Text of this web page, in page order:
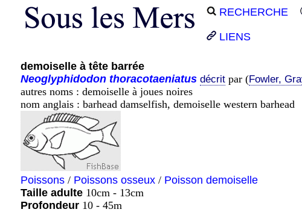
RECHERCHE
LIENS
demoiselle à tête barrée
Neoglyphidodon thoracotaeniatus décrit par (Fowler,
autres noms : demoiselle à joues noires
nom anglais : barhead damselfish, demoiselle western barhead
Poissons / Poissons osseux / Poisson demoiselle
Taille adulte 10cm - 13cm
Profondeur 10 - 45m